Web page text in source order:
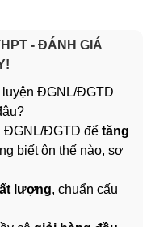
- ĐÁNH GIÁ
luyện ĐGNL/ĐGTD
ĐGNL/ĐGTD để tăng
biết ôn thế nào, sợ
lượng, chuẩn cấu